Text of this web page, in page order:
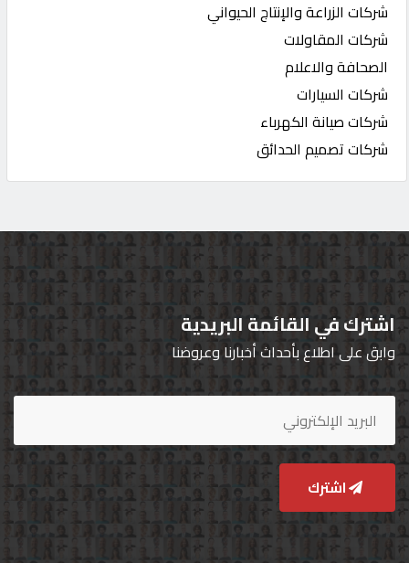
شركات الزراعة والإنتاج الحيواني
شركات المقاولات
الصحافة والاعلام
شركات السيارات
شركات صيانة الكهرباء
شركات تصميم الحدائق
اشترك في القائمة البريدية
وابق على اطلاع بأحداث أخبارنا وعروضنا
اشترك